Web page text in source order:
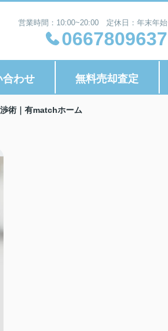
営業時間：10:00~20:00 定休日：年末年始
0667809637
合わせ 無料売却査定
術｜有matchホーム